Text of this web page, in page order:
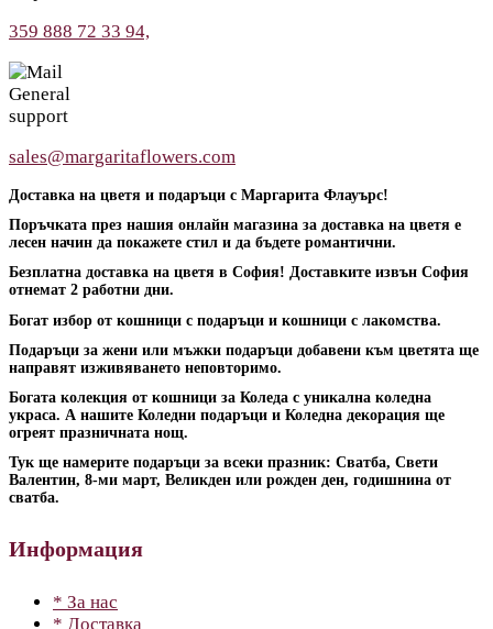
359 888 72 33 94,
General
support
sales@margaritaflowers.com
Доставка на цветя и подаръци с Маргарита Флауърс!
Поръчката през нашия онлайн магазина за доставка на цветя е
лесен начин да покажете стил и да бъдете романтични.
Безплатна доставка на цветя в София! Доставките извън София
отнемат 2 работни дни.
Богат избор от кошници с подаръци и кошници с лакомства.
Подаръци за жени или мъжки подаръци добавени към цветята ще
направят изживяването неповторимо.
Богата колекция от кошници за Коледа с уникална коледна
украса. А нашите Коледни подаръци и Коледна декорация ще
огреят празничната нощ.
Тук ще намерите подаръци за всеки празник: Сватба, Свети
Валентин, 8-ми март, Великден или рожден ден, годишнина от
сватба.
Информация
* За нас
* Доставка